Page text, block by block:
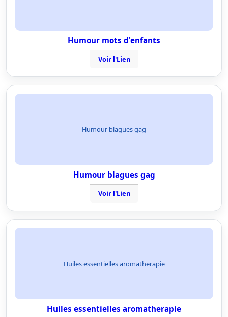
Humour mots d'enfants
Voir l'Lien
Humour blagues gag
Humour blagues gag
Voir l'Lien
Huiles essentielles aromatherapie
Huiles essentielles aromatherapie